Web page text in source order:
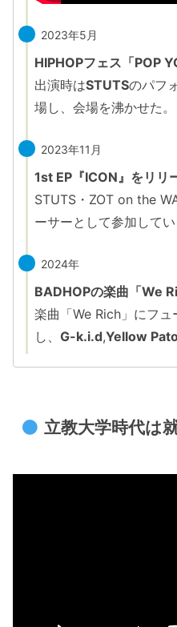
2023年5月
HIPHOPフェス「POP
出演時はSTUTSのパフ
場し、会場を沸かせた。
2023年11月
1st EP『ICON』をリリ
STUTS・ZOT on the
ーサーとして参加してい
2024年
BADHOPの楽曲「We
楽曲「We Rich」にフ
し、 G-k.i.d,Yellow
立教大学時代は